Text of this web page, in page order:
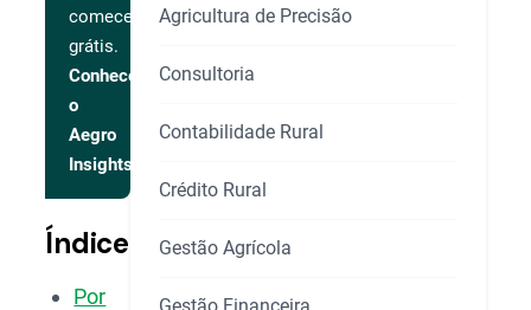
comece
grátis.
Conhecer
o
Aegro
Insights
Índice
Por
Agricultura de Precisão
Consultoria
Contabilidade Rural
Crédito Rural
Gestão Agrícola
Gestão Financeira